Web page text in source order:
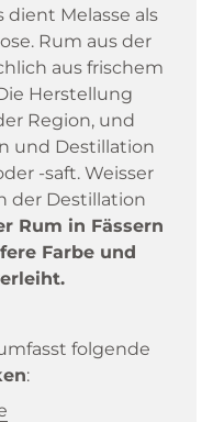
dient Melasse als
Rum aus der
aus frischem
Herstellung
Region, und
und Destillation
-saft. Weisser
der Destillation
Rum in Fässern
Farbe und
folgende
: